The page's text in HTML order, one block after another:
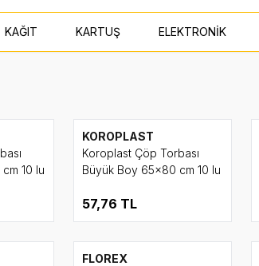
KAĞIT KARTUŞ ELEKTRONİK
cm 10 lu
KOROPLAST
Koroplast Çöp Torbası
Büyük Boy 65x80 cm 10 lu
57,76 TL
FLOREX